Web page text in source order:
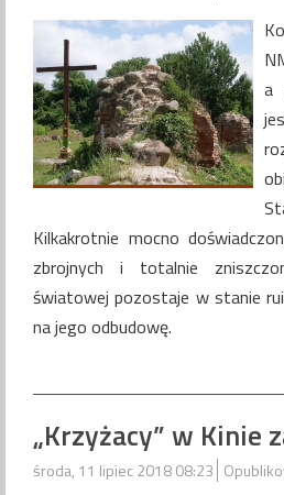
a
Kilkakrotnie mocno
zbrojnych i totalnie
światowej pozostaje w stanie
na jego odbudowę.
„Krzyżacy” w Kinie
środa, 11 lipiec 2018 08:23